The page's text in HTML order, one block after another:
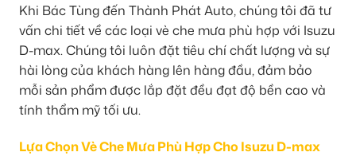
Khi Bác Tùng đến Thành Phát Auto, chúng tôi đã tư
vấn chi tiết về các loại vè che mưa phù hợp với Isuzu
D-max. Chúng tôi luôn đặt tiêu chí chất lượng và sự
hài lòng của khách hàng lên hàng đầu, đảm bảo
mỗi sản phẩm được lắp đặt đều đạt độ bền cao và
tính thẩm mỹ tối ưu.
Lựa Chọn Vè Che Mưa Phù Hợp Cho Isuzu D-max